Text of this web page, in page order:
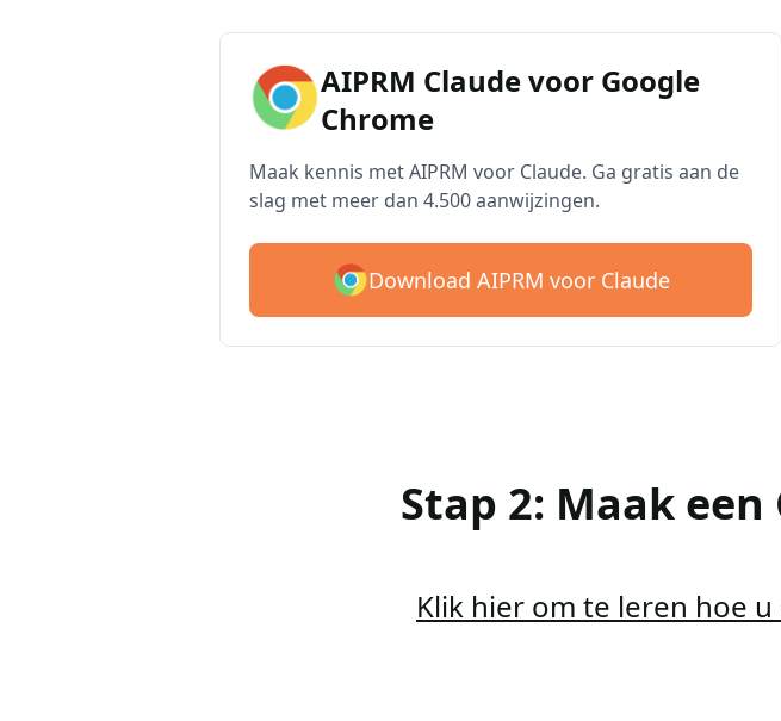
AIPRM Claude voor Google
Chrome
Maak kennis met AIPRM voor Claude. Ga gratis aan de
slag met meer dan 4.500 aanwijzingen.
Download AIPRM voor Claude
Stap 2: Maak
Klik hier om te leren hoe